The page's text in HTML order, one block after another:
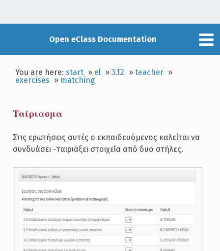
Open eClass Documentation
You are here:start » el »3.12 »teacher »
exercises » matching
Ταίριασμα
Στις ερωτήσεις αυτές ο εκπαιδευόμενος καλείται να
συνδυάσει -ταιριάξει στοιχεία από δυο στήλες.